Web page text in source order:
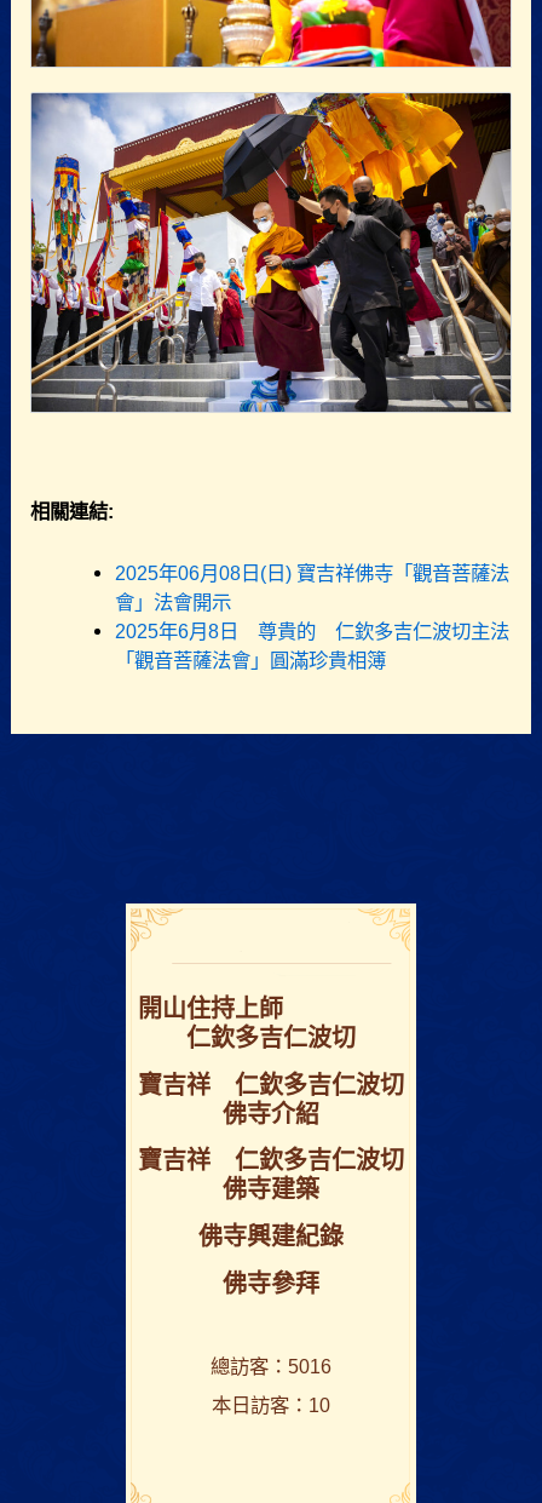
開⼭住持上師
仁欽多吉仁波切
寶吉祥 仁欽多吉仁波切
佛寺介紹
寶吉祥 仁欽多吉仁波切
佛寺建築
佛寺興建紀錄
佛寺參拜
總訪客：5016
本日訪客：10
相關連結:
2025年06月08日(日) 寶吉祥佛寺「觀音菩薩法
會」法會開示
2025年6月8日 尊貴的 仁欽多吉仁波切主法
「觀音菩薩法會」圓滿珍貴相簿